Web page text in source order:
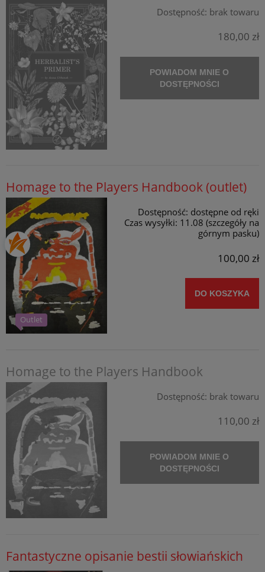
Dostępność: brak towaru
180,00 zł
POWIADOM MNIE O
DOSTĘPNOŚCI
Homage to the Players Handbook (outlet)
Dostępność: dostępne od ręki
Czas wysyłki: 11.08 (szczegóły na
górnym pasku)
100,00 zł
DO KOSZYKA
Outlet
Homage to the Players Handbook
Dostępność: brak towaru
110,00 zł
POWIADOM MNIE O
DOSTĘPNOŚCI
Fantastyczne opisanie bestii słowiańskich